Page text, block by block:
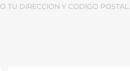
TU DIRECCION Y CODIGO POSTAL.